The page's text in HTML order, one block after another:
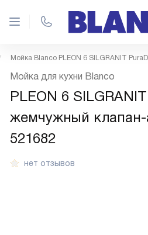
Мойка Blanco PLEON 6 SILGRANIT
нет отзывов
Мойка для кухни Blanco
PLEON 6
жемчужный клапан-
521682